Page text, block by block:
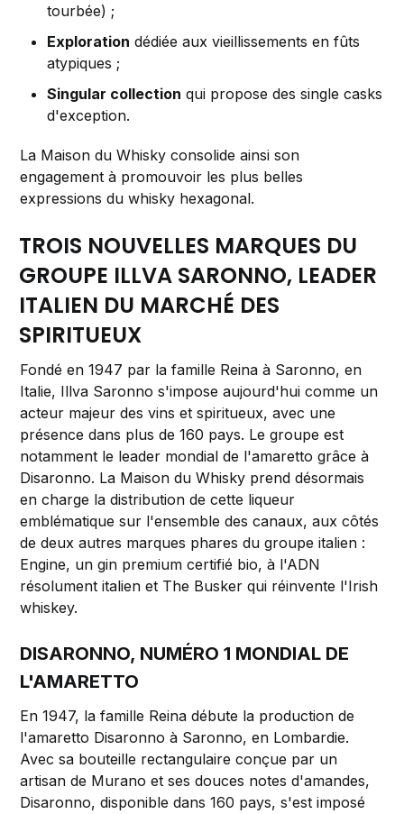
tourbée) ;
Exploration dédiée aux vieillissements en fûts
atypiques ;
Singular collection qui propose des single casks
d'exception.
La Maison du Whisky consolide ainsi son
engagement à promouvoir les plus belles
expressions du whisky hexagonal.
TROIS NOUVELLES MARQUES DU
GROUPE ILLVA SARONNO, LEADER
ITALIEN DU MARCHÉ DES
SPIRITUEUX
Fondé en 1947 par la famille Reina à Saronno, en
Italie, Illva Saronno s'impose aujourd'hui comme un
acteur majeur des vins et spiritueux, avec une
présence dans plus de 160 pays. Le groupe est
notamment le leader mondial de l'amaretto grâce à
Disaronno. La Maison du Whisky prend désormais
en charge la distribution de cette liqueur
emblématique sur l'ensemble des canaux, aux côtés
de deux autres marques phares du groupe italien :
Engine, un gin premium certifié bio, à l'ADN
résolument italien et The Busker qui réinvente l'Irish
whiskey.
DISARONNO, NUMÉRO 1 MONDIAL DE
L'AMARETTO
En 1947, la famille Reina débute la production de
l'amaretto Disaronno à Saronno, en Lombardie.
Avec sa bouteille rectangulaire conçue par un
artisan de Murano et ses douces notes d'amandes,
Disaronno, disponible dans 160 pays, s'est imposé